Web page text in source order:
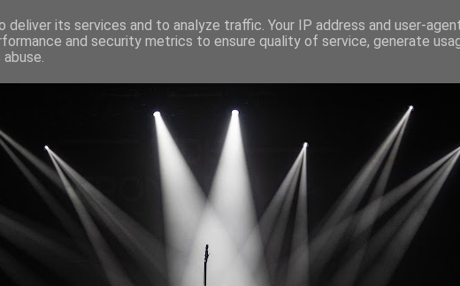
its services and to analyze traffic. Your IP address and user-
and security metrics to ensure quality of service, generate